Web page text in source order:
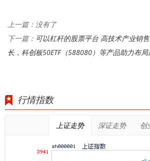
上一篇：没有了
下一篇： 可以杠杆的股票平台 高技术产业销
长，科创板50ETF（588080）等产品助力布
行情指数
上证走势 深证走势 创